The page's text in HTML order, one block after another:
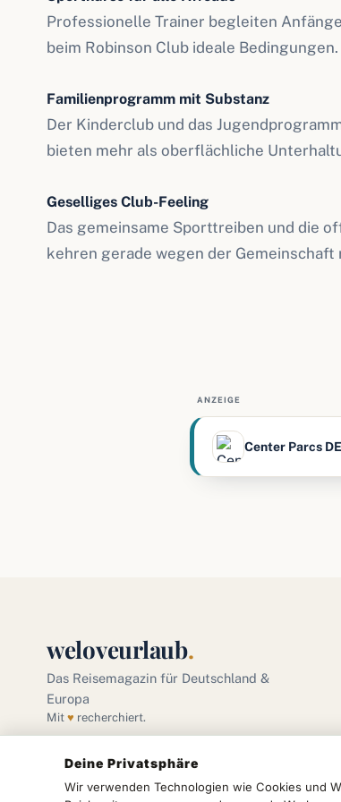
Professionelle Trainer begleiten
beim Robinson Club ideale Bedingungen.
Familienprogramm mit Substanz
Der Kinderclub und das
bieten mehr als oberflächliche
Geselliges Club-Feeling
Das gemeinsame Sporttreiben und die
kehren gerade wegen der Gemeinschaft
ANZEIGE
Center Parcs
weloveurlaub.
Das Reisemagazin für Deutschland &
Europa
Mit ♥ recherchiert.
Deine Privatsphäre
Wir verwenden Technologien wie Cookies und